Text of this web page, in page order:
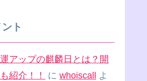
ト
運アップの麒麟日とは？開
紹介！！
に whoiscall よ